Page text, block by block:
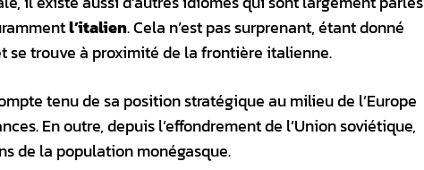
l’italien. Cela n’est pas surprenant, étant donné
trouve à proximité de la frontière italienne.
tenu de sa position stratégique au milieu de l’Europe
En outre, depuis l’effondrement de l’Union soviétique,
de la population monégasque.